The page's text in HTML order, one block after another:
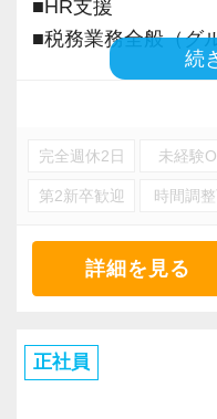
■HR支援
■税務業務全般（グ
続
完全週休2日 未経験
第2新卒歓迎 時間調
詳細を見る
正社員